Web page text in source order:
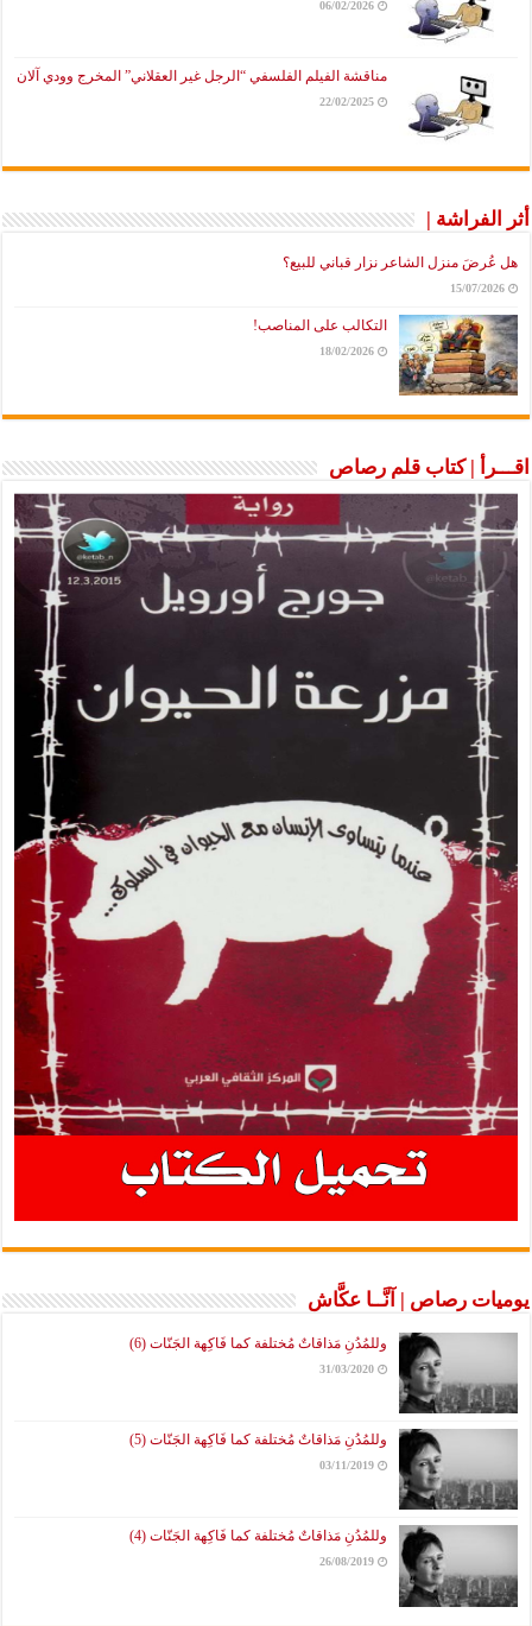
06/02/2026
مناقشة الفيلم الفلسفي “الرجل غير العقلاني” المخرج وودي آلان
22/02/2025
أثر الفراشة |
هل عُرضَ منزل الشاعر نزار قباني للبيع؟
15/07/2026
التكالب على المناصب!
18/02/2026
اقـــرأ | كتاب قلم رصاص
يوميات رصاص | آنَّــا عكَّاش
وللمُدُنِ مَذاقاتٌ مُختلفة كما فَاكِهة الجَنّات (6)
31/03/2020
وللمُدُنِ مَذاقاتٌ مُختلفة كما فَاكِهة الجَنّات (5)
03/11/2019
وللمُدُنِ مَذاقاتٌ مُختلفة كما فَاكِهة الجَنّات (4)
26/08/2019